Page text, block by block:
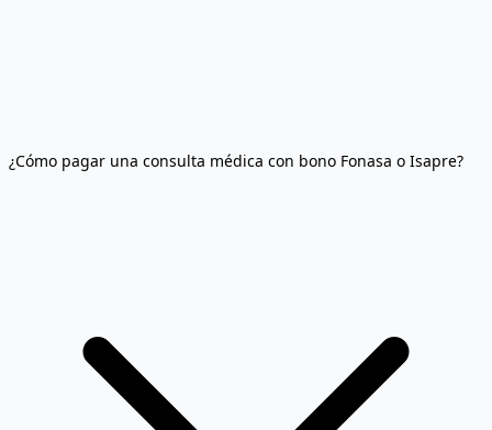
¿Cómo pagar una consulta médica con bono Fonasa o Isapre?